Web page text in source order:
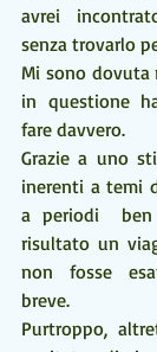
avrei
senza trovarlo
Mi sono dovuta
in questione
fare davvero.
Grazie a uno
inerenti a temi
a periodi  ben
risultato un
non fosse
breve.
Purtroppo,